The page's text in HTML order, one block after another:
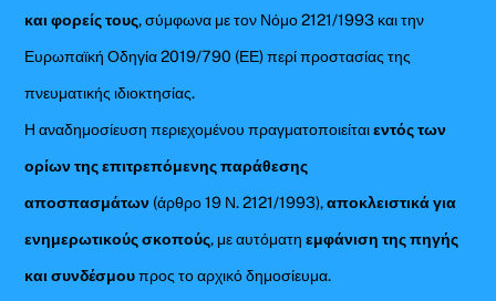
και φορείς τους, σύμφωνα με τον Νόμο 2121/1993 και την
Ευρωπαϊκή Οδηγία 2019/790 (ΕΕ) περί προστασίας της
πνευματικής ιδιοκτησίας.
Η αναδημοσίευση περιεχομένου πραγματοποιείταιεντός των
ορίων της επιτρεπόμενης παράθεσης
αποσπασμάτων (άρθρο 19 Ν. 2121/1993),αποκλειστικά για
ενημερωτικούς σκοπούς, με αυτόματηεμφάνιση της πηγής
και συνδέσμουπρος το αρχικό δημοσίευμα.